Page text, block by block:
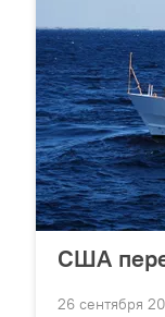
США
26 сентября